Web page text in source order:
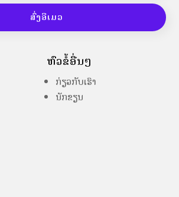
ສົ່ງອີເມວ
ຫົວຂໍ້ອື່ນໆ
ກ່ຽວກັບເຮົາ
ນັກຂຽນ